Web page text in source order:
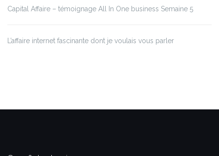
Capital Affaire – témoignage All In One business Semaine 5
L’affaire internet fascinante dont je voulais vous parler